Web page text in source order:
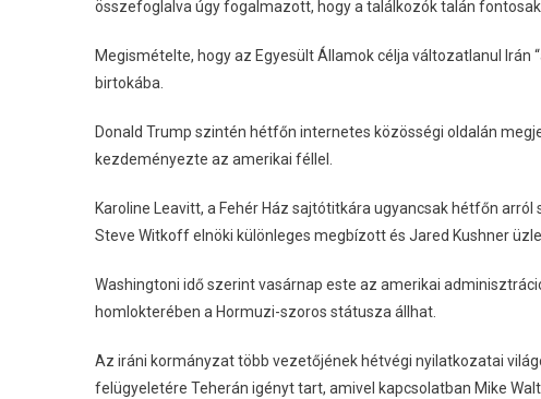
összefoglalva úgy fogalmazott, hogy a találkozók talán
Megismételte, hogy az Egyesült Államok célja változatlanul
birtokába.
Donald Trump szintén hétfőn internetes közösségi oldalán
kezdeményezte az amerikai féllel.
Karoline Leavitt, a Fehér Ház sajtótitkára ugyancsak hétfőn
Steve Witkoff elnöki különleges megbízott és Jared Kushner
Washingtoni idő szerint vasárnap este az amerikai
homlokterében a Hormuzi-szoros státusza állhat.
Az iráni kormányzat több vezetőjének hétvégi nyilatkozatai
felügyeletére Teherán igényt tart, amivel kapcsolatban Mike